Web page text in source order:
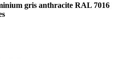
gris anthracite RAL 7016